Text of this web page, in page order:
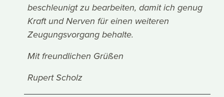
beschleunigt zu bearbeiten, damit ich genug
Kraft und Nerven für einen weiteren
Zeugungsvorgang behalte.
Mit freundlichen Grüßen
Rupert Scholz